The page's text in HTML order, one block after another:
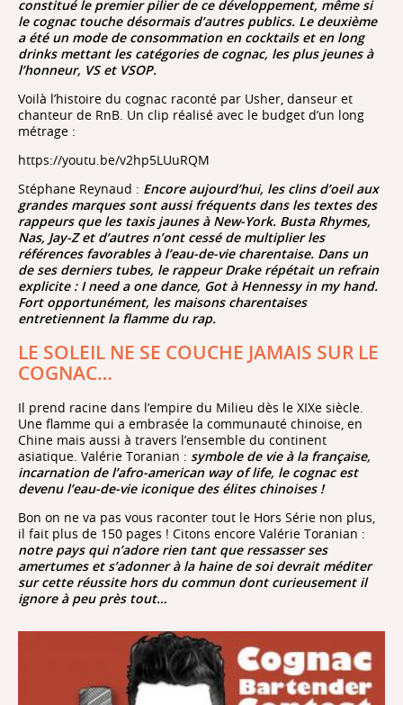
ici plus qu'ailleurs, le raisin est une
"matière première" qui sera bonifiée plus tard lors de
tout le processus d'élaboration amenant à obtenir le
cognac. [...] Le raisin récolté doit être acide pour
distillation.
Et c'est à ce moment-là que le
cognac devient une appellation d'origine contrôlée
(AOC) : auparavant le vin ne l'était pas. Preuve
supplémentaire que la distillation est le moment clef
qui conduit l'eau-de-vie dans la galaxie des grands. Les
experts identifient près de 60 arômes différents dans
un grand cognac.
le cognac
est en effet presque toujours l'assemblage d'eaux-de-
vie venant de terroirs différents et d'années
différentes. Comme un nez dans l'univers de la
parfumerie, le maitre de chai ira chercher dans ses
stocks les eaux-de-vie qui, une fois assemblées,
donneront le résultat souhaité.
constitué le premier pilier de ce développement, même si
le cognac touche désormais d’autres publics. Le deuxième
a été un mode de consommation en cocktails et en long
drinks mettant les catégories de cognac, les plus jeunes à
l’honneur, VS et VSOP.
Voilà l’histoire du cognac raconté par Usher, danseur et
chanteur de RnB. Un clip réalisé avec le budget d’un long
métrage :
https://youtu.be/v2hp5LUuRQM
Stéphane Reynaud : Encore aujourd’hui, les clins d’oeil aux
grandes marques sont aussi fréquents dans les textes des
rappeurs que les taxis jaunes à New-York. Busta Rhymes,
Nas, Jay-Z et d’autres n’ont cessé de multiplier les
références favorables à l’eau-de-vie charentaise. Dans un
de ses derniers tubes, le rappeur Drake répétait un refrain
explicite : I need a one dance, Got à Hennessy in my hand.
Fort opportunément, les maisons charentaises
entretiennent la flamme du rap.
LE SOLEIL NE SE COUCHE JAMAIS SUR LE
COGNAC…
Il prend racine dans l’empire du Milieu dès le XIXe siècle.
Une flamme qui a embrasée la communauté chinoise, en
Chine mais aussi à travers l’ensemble du continent
asiatique. Valérie Toranian : symbole de vie à la française,
incarnation de l’afro-american way of life, le cognac est
devenu l’eau-de-vie iconique des élites chinoises !
Bon on ne va pas vous raconter tout le Hors Série non plus,
il fait plus de 150 pages ! Citons encore Valérie Toranian :
notre pays qui n’adore rien tant que ressasser ses
amertumes et s’adonner à la haine de soi devrait méditer
sur cette réussite hors du commun dont curieusement il
ignore à peu près tout…